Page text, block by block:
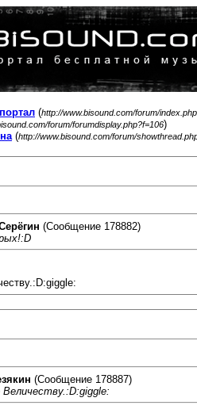
(http://www.bisound.com/forum/index.php
forum/forumdisplay.php?f=106)
(http://www.bisound.com/forum/
(Сообщение 178882)
(Сообщение 178887)